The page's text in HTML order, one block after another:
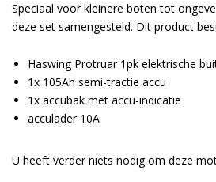
Speciaal voor kleinere boten tot
deze set samengesteld. Dit product
Haswing Protruar 1pk elektrische
1x 105Ah semi-tractie accu
1x accubak met accu-indicatie
acculader 10A
U heeft verder niets nodig om deze